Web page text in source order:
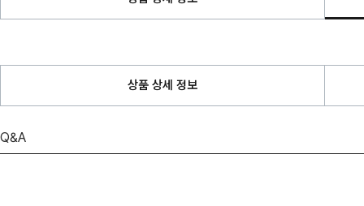
상품 상세 정보
Q&A